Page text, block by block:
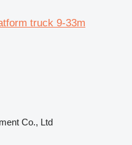
truck 9-33m
Co., Ltd